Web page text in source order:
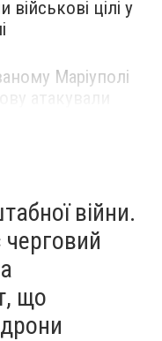
військові цілі у
Маріуполі
атакували
війни.
що